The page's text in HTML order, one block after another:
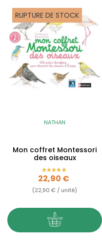
RUPTURE DE STOCK
NATHAN
Mon coffret Montessori
des oiseaux
Prix
22,90 €
(22,90 € / unité)